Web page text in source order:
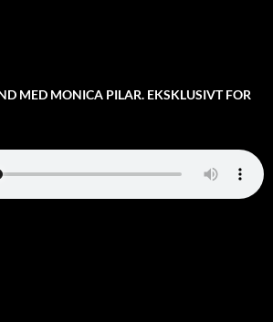
MED MONICA PILAR. EKSKLUSIVT FOR